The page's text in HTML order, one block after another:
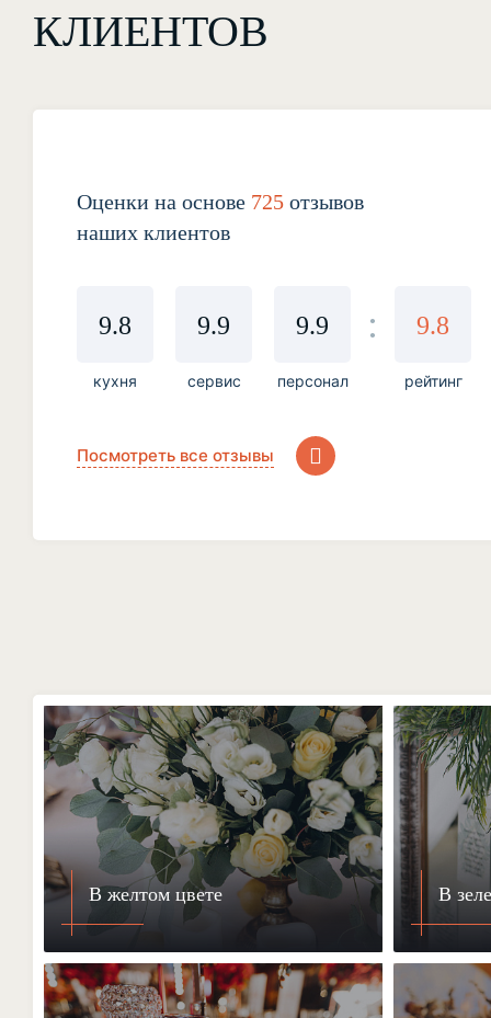
КЛИЕНТОВ
Оценки на основе 725 отзывов
наших клиентов
9.8
кухня
9.9
сервис
9.9
персонал
9.8
рейтинг
Посмотреть все отзывы
В желтом цвете В